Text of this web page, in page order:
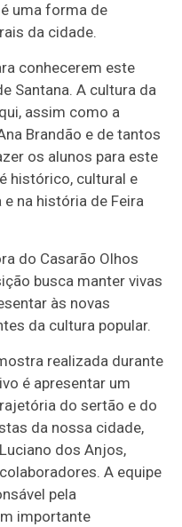
uma forma de
da cidade.
conhecerem este
Santana. A cultura da
assim como a
Brandão e de tantos
os alunos para este
histórico, cultural e
na história de Feira
do Casarão Olhos
busca manter vivas
às novas
da cultura popular.
realizada durante
é apresentar um
do sertão e do
da nossa cidade,
dos Anjos,
A equipe
pela
importante